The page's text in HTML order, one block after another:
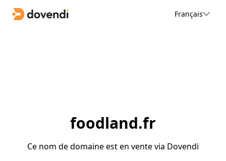
Français
foodland.fr
Ce nom de domaine est en vente via Dovendi